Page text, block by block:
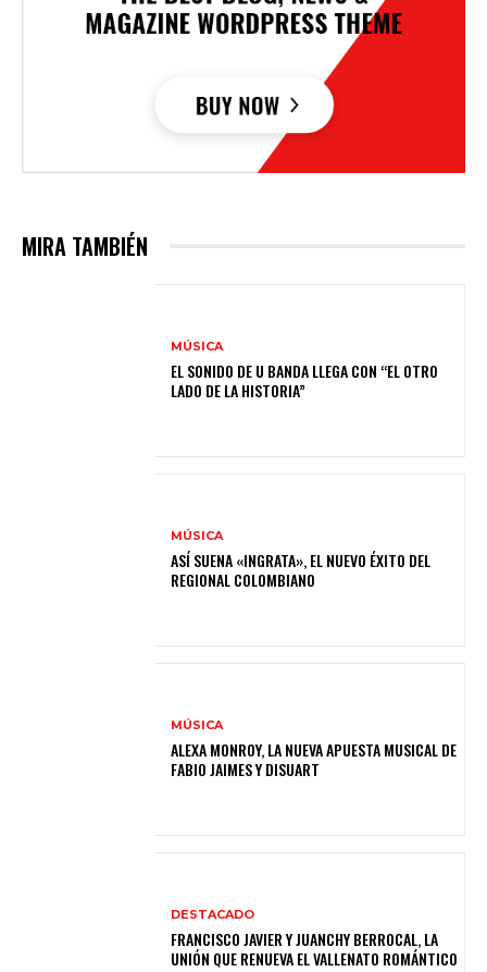
MIRA TAMBIÉN
MÚSICA
EL SONIDO DE U BANDA LLEGA CON “EL OTRO
LADO DE LA HISTORIA”
MÚSICA
ASÍ SUENA «INGRATA», EL NUEVO ÉXITO DEL
REGIONAL COLOMBIANO
MÚSICA
ALEXA MONROY, LA NUEVA APUESTA MUSICAL DE
FABIO JAIMES Y DISUART
DESTACADO
FRANCISCO JAVIER Y JUANCHY BERROCAL, LA
UNIÓN QUE RENUEVA EL VALLENATO ROMÁNTICO